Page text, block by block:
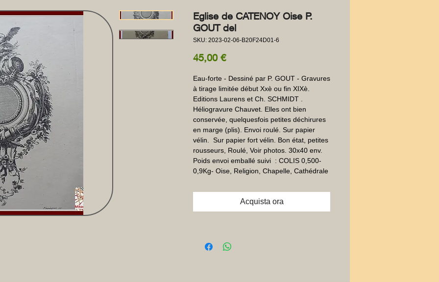
Eglise de CATENOY Oise P.
GOUT del
SKU: 2023-02-06-B20F24D01-6
45,00 €Prezzo
Eau-forte - Dessiné par P. GOUT - Gravures
à tirage limitée début Xxè ou fin XIXè.
Editions Laurens et Ch. SCHMIDT .
Héliogravure Chauvet. Elles ont bien
conservée, quelquesfois petites déchirures
en marge (plis). Envoi roulé. Sur papier
vélin.  Sur papier fort vélin. Bon état, petites
rousseurs, Roulé, Voir photos. 30x40 env.
Poids envoi emballé suivi  : COLIS 0,500-
0,9Kg- Oise, Religion, Chapelle, Cathédrale
Acquista ora